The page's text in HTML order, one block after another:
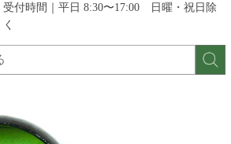
受付時間｜平日 8:30〜17:00 日曜・祝日除
く